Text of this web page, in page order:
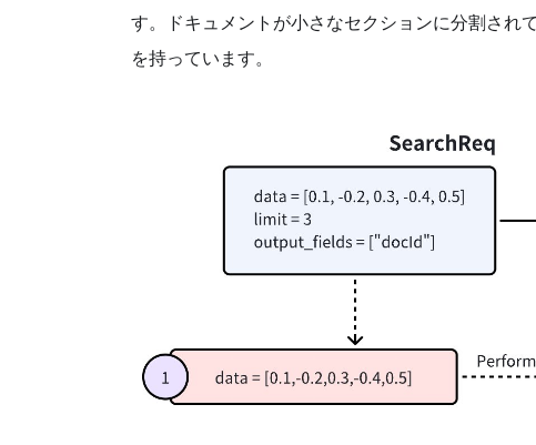
す。ドキュメントが小さなセクションに分割され
を持っています。